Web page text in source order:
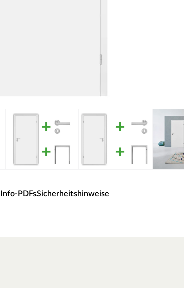
Info-PDFsSicherheitshinweise